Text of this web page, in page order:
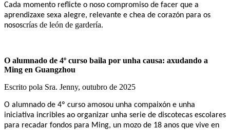
Cada momento reflicte o noso compromiso de facer que a
aprendizaxe sexa alegre, relevante e chea de corazón para os
nososcrías de león de gardería.
O alumnado de 4º curso baila por unha causa: axudando a
Ming en Guangzhou
Escrito pola Sra. Jenny, outubro de 2025
O alumnado de 4º curso amosou unha compaixón e unha
iniciativa incribles ao organizar unha serie de discotecas escolares
para recadar fondos para Ming, un mozo de 18 anos que vive en